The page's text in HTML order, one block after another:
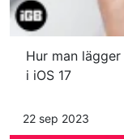
Hur man
i iOS 17
22 sep 2023